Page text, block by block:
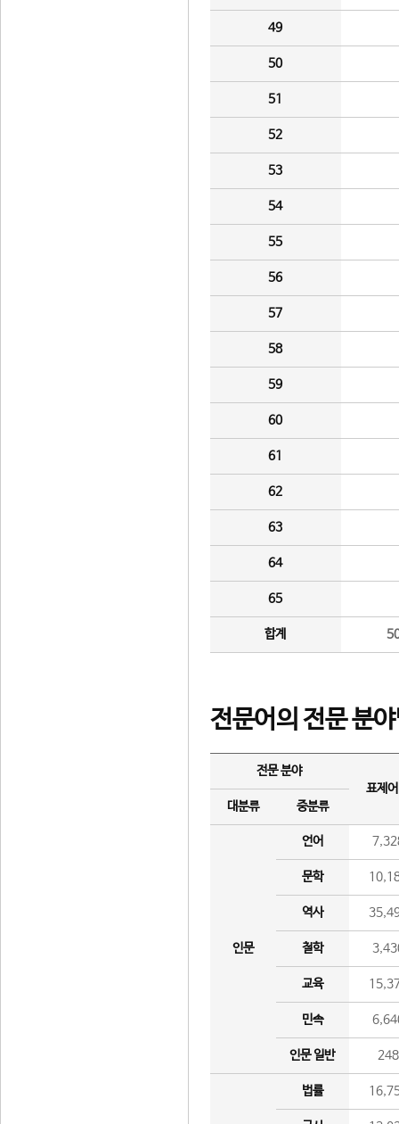
49
50
51
52
53
54
55
56
57
58
59
60
61
62
63
64
65
합계
전문어의 전문 분
전문 분야
표제
대분류
중분류
인문
언어
문학
역사
철학
교육
민속
인문 일반 248
법률